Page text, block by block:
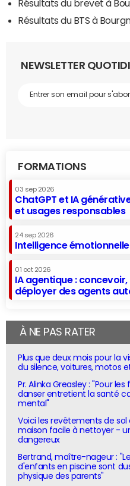
Résultats du brevet à
Résultats du BTS à
NEWSLETTER
FORMATIONS
03 sep 2026
ChatGPT et IA
et usages responsables
24 sep 2026
Intelligence
01 oct 2026
IA agentique :
déployer des agents
À NE PAS RATER
Plus que deux mois pour la
du silence, voitures, motos
Pr. Alinka Greasley : "Pour
danser entretient la santé
mental"
Voici les revêtements de sol
maison facile à nettoyer -
dangereux
Bertrand, maître-nageur :
d'enfants en piscine sont
physique des parents"